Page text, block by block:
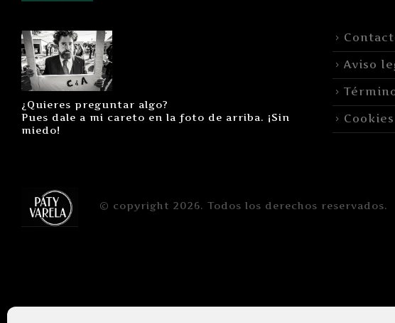
¿Quieres preguntar algo?
Pues dale a mi careto en la foto de arriba. ¡Sin
miedo!
Aviso
Cookies
© copyright 2026. Todos los derechos reservados.